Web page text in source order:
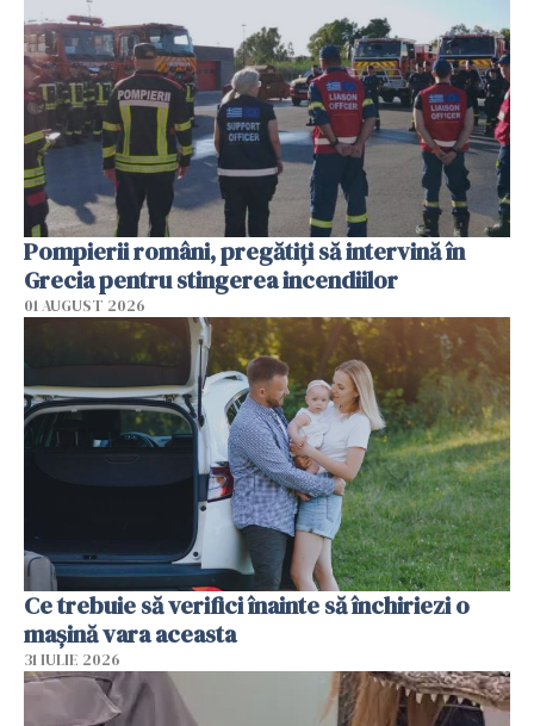
Pompierii români, pregătiţi să intervină în
Grecia pentru stingerea incendiilor
01 AUGUST 2026
Ce trebuie să verifici înainte să închiriezi o
mașină vara aceasta
31 IULIE 2026